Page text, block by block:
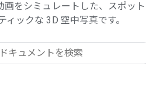
画をシミュレートした、スポット
ィックな 3D 空中写真です。